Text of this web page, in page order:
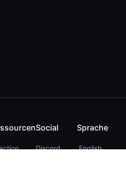
Social
Discord
Sprache
English